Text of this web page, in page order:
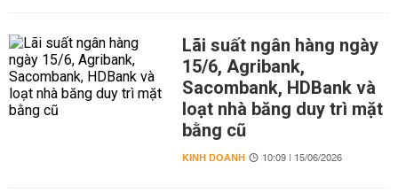
Lãi suất ngân hàng ngày
15/6, Agribank,
Sacombank, HDBank và
loạt nhà băng duy trì mặt
bằng cũ
KINH DOANH 10:09 | 15/06/2026